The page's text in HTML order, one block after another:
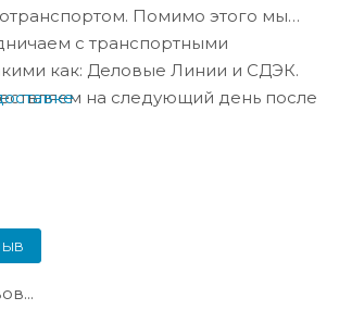
Помимо этого мы
с транспортными
как: Деловые Линии и СДЭК.
на следующий день после